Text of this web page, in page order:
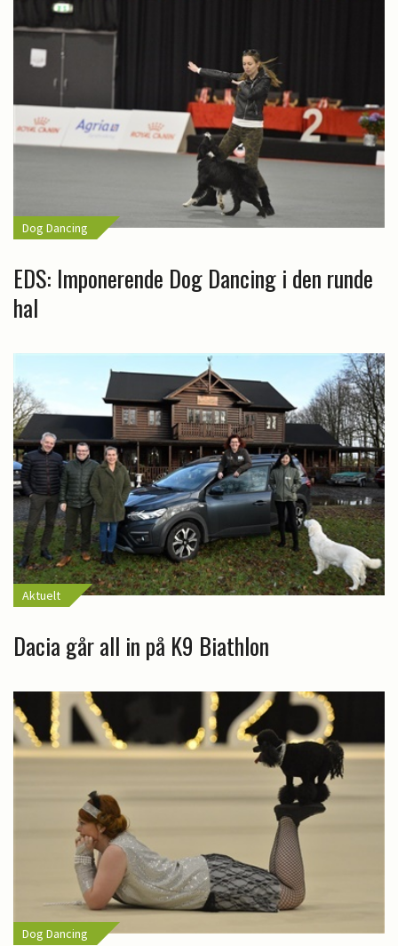
Dog Dancing
EDS: Imponerende Dog Dancing i den runde
hal
Aktuelt
Dacia går all in på K9 Biathlon
Dog Dancing